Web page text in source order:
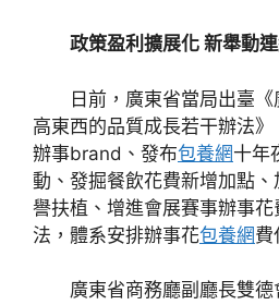
政策盈利擴展化 新舉動
日前，廣東省當局出臺
高東西的品質成長若干辦法
辦事brand、發布包養網十年
動、發掘餐飲花費新增加點
譽扶植、增進會展賽事辦事
法，體系安排辦事花包養網費
廣東省商務廳副廳長雙